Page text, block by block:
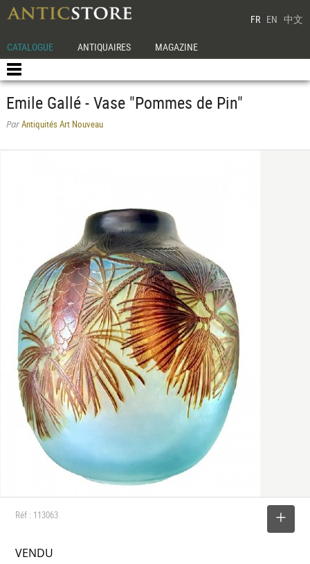
FR EN 中文
CATALOGUE ANTIQUAIRES MAGAZINE
Emile Gallé - Vase "Pommes de Pin"
ParAntiquités Art Nouveau
Réf : 113063
VENDU